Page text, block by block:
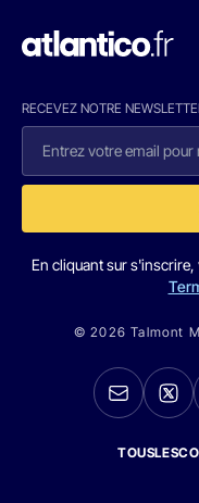
RECEVEZ NOTRE
En cliquant sur
© 2026 Talmont